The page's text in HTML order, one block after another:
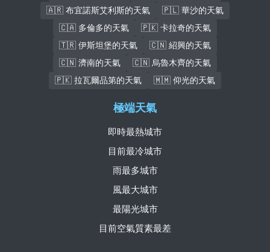
🇦🇷 布宜諾斯艾利斯的天氣
🇵🇱 華沙的天氣
🇨🇦 多倫多的天氣
🇵🇰 卡拉奇的天氣
🇹🇷 伊斯坦堡的天氣
🇨🇳 紹興的天氣
🇨🇳 濟南的天氣
🇨🇳 烏魯木齊的天氣
🇵🇰 拉瓦爾品第的天氣
🇲🇲 仰光的天氣
極端天氣
即時最熱城市
目前最冷城市
雨最多城市
風最大城市
最陽光城市
目前空氣質素最差